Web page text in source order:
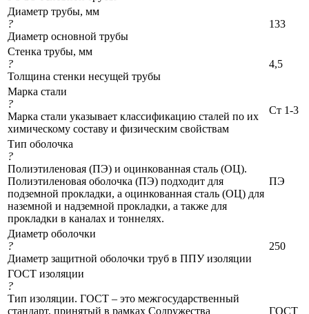
Диаметр трубы, мм
?
Диаметр основной трубы
133
Стенка трубы, мм
?
Толщина стенки несущей трубы
4,5
Марка стали
?
Марка стали указывает классификацию сталей по их
химическому составу и физическим свойствам
Ст 1-3
Тип оболочка
?
Полиэтиленовая (ПЭ) и оцинкованная сталь (ОЦ).
Полиэтиленовая оболочка (ПЭ) подходит для
подземной прокладки, а оцинкованная сталь (ОЦ) для
наземной и надземной прокладки, а также для
прокладки в каналах и тоннелях.
ПЭ
Диаметр оболочки
?
Диаметр защитной оболочки труб в ППУ изоляции
250
ГОСТ изоляции
?
Тип изоляции. ГОСТ – это межгосударственный
стандарт, принятый в рамках Содружества
ГОСТ